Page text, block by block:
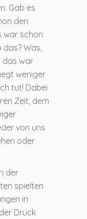
Gab es
den
war schon
Was,
das war
weniger
tut! Dabei
Zeit, dem
von uns
oder
der
spielten
in
Druck